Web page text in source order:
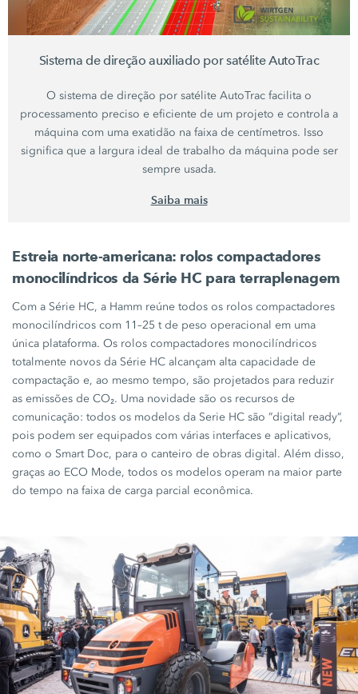
Sistema de direção auxiliado por satélite AutoTrac
O sistema de direção por satélite AutoTrac facilita o
processamento preciso e eficiente de um projeto e controla a
máquina com uma exatidão na faixa de centímetros. Isso
significa que a largura ideal de trabalho da máquina pode ser
sempre usada.
Saiba mais
Estreia norte-americana: rolos compactadores
monocilíndricos da Série HCpara terraplenagem
Com a Série HC, a Hamm reúne todos os rolos compactadores
monocilíndricos com 11–25 tde peso operacional em uma
única plataforma. Os rolos compactadores monocilíndricos
totalmente novos da Série HC alcançam alta capacidade de
compactação e, ao mesmo tempo, são projetados para reduzir
as emissões de CO₂. Uma novidade são os recursos de
comunicação: todos os modelos da Serie HC são”digital ready”,
pois podem ser equipados com várias interfaces e aplicativos,
como o Smart Doc, para o canteiro de obras digital. Além disso,
graças ao ECO Mode, todos os modelos operam na maior parte
do tempo na faixa de carga parcial econômica.